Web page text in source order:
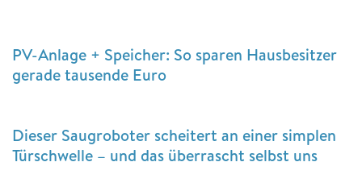
PV-Anlage + Speicher: So sparen Hausbesitzer
gerade tausende Euro
Dieser Saugroboter scheitert an einer simplen
Türschwelle – und das überrascht selbst uns